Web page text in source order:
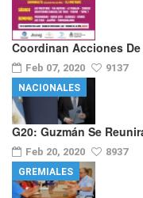
Coordinan Acciones
Feb 07, 2020 9137
G20: Guzmán Se
Feb 20, 2020 8937
NACIONALES
GREMIALES